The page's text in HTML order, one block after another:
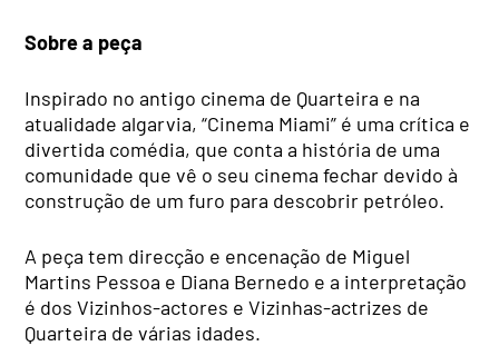
Sobre a peça
Inspirado no antigo cinema de Quarteira e na
atualidade algarvia, “Cinema Miami” é uma crítica e
divertida comédia, que conta a história de uma
comunidade que vê o seu cinema fechar devido à
construção de um furo para descobrir petróleo.
A peça tem direcção e encenação de Miguel
Martins Pessoa e Diana Bernedo e a interpretação
é dos Vizinhos-actores e Vizinhas-actrizes de
Quarteira de várias idades.